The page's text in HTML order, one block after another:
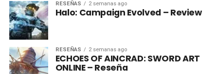
RESEÑAS 2 semanas ago
Halo: Campaign Evolved – Review
RESEÑAS 2 semanas ago
ECHOES OF AINCRAD: SWORD ART
ONLINE – Reseña